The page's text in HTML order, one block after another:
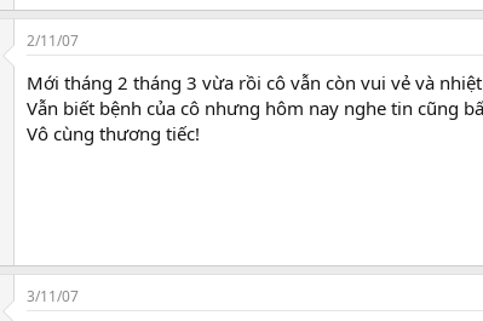
2/11/07
Mới tháng 2 tháng 3 vừa rồi cô vẫn còn vui vẻ và
Vẫn biết bệnh của cô nhưng hôm nay nghe tin cũng
Vô cùng thương tiếc!
3/11/07